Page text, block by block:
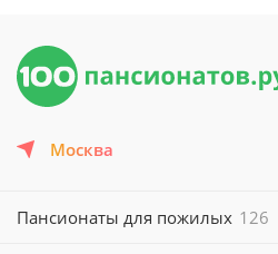
Москва
Пансионаты для пожилых 126